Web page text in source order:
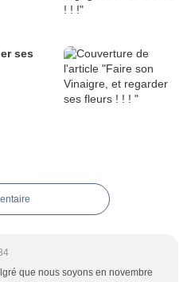
ses
que nous soyons en novembre